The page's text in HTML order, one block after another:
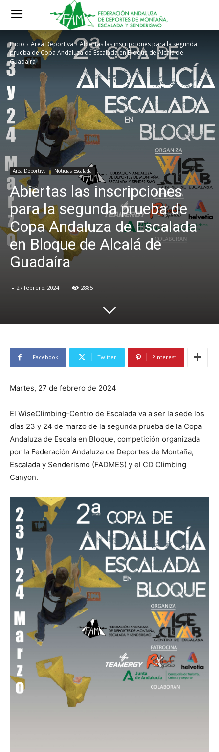
Inicio Area Deportiva
Abiertas las inscripciones para la segunda
prueba de Copa Andaluza de Escalada en Bloque de Alcalá de
Guadaíra
Area Deportiva Noticias Escalada
Abiertas las inscripciones
para la segunda prueba de
Copa Andaluza de Escalada
en Bloque de Alcalá de
Guadaíra
- 27 febrero, 2024 2885
Facebook Twitter Pinterest
Martes, 27 de febrero de 2024
El WiseClimbing-Centro de Escalada va a ser la sede los
días 23 y 24 de marzo de la segunda prueba de la Copa
Andaluza de Escala en Bloque, competición organizada
por la Federación Andaluza de Deportes de Montaña,
Escalada y Senderismo (FADMES) y el CD Climbing
Canyon.